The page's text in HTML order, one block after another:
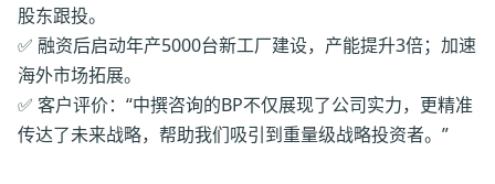
股东跟投。
✅ 融资后启动年产5000台新工厂建设，产能提升3倍；加速
海外市场拓展。
✅ 客户评价：“中撰咨询的BP不仅展现了公司实力，更精准
传达了未来战略，帮助我们吸引到重量级战略投资者。”